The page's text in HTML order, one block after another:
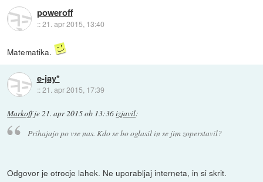
poweroff
::21. apr 2015, 13:40
Matematika.
e-jay*
::21. apr 2015, 17:39
Markoffje21. apr 2015 ob 13:36izjavil:
Prihajajo po vse nas. Kdo se bo oglasil in se jim zoperstavil?
Odgovor je otrocje lahek. Ne uporabljaj interneta, in si skrit.